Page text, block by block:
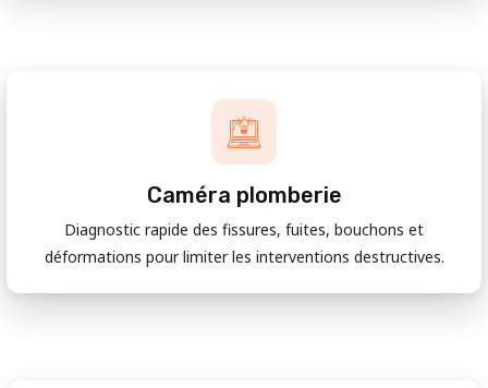
Caméra plomberie
Diagnostic rapide des fissures, fuites, bouchons et
déformations pour limiter les interventions destructives.